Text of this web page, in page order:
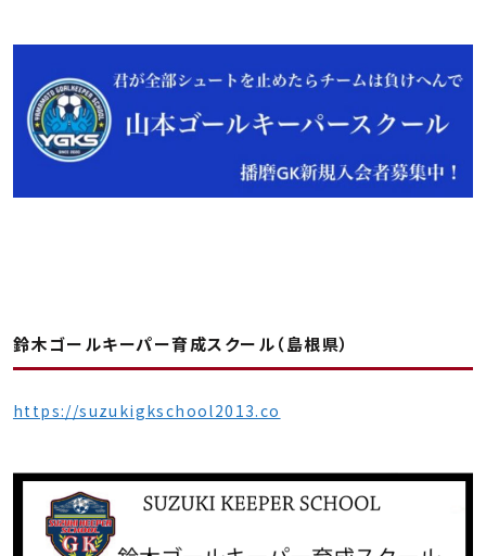
鈴木ゴールキーパー育成スクール（島根県）
https://suzukigkschool2013.co